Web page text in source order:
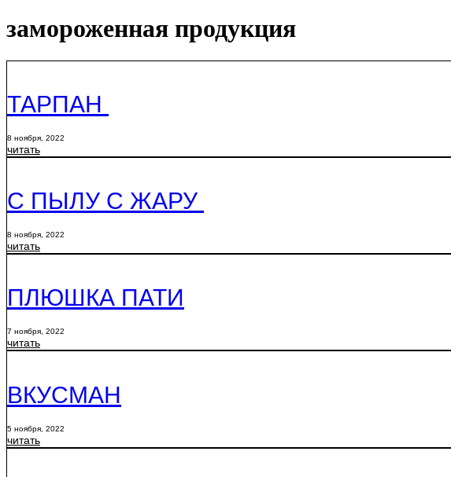
замороженная продукция
ТАРПАН
8 ноября, 2022
читать
С ПЫЛУ С ЖАРУ
8 ноября, 2022
читать
ПЛЮШКА ПАТИ
7 ноября, 2022
читать
ВКУСМАН
5 ноября, 2022
читать